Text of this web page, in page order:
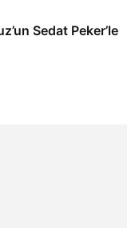
Sedat Peker’le